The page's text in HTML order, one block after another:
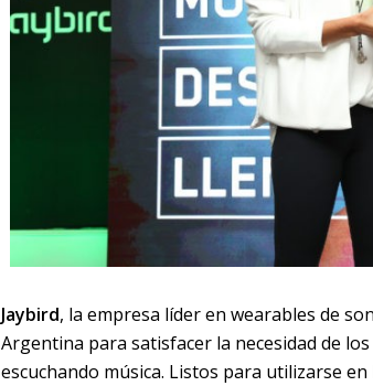
Jaybird, la empresa líder en wearables de
Argentina para satisfacer la necesidad de
escuchando música. Listos para utilizarse